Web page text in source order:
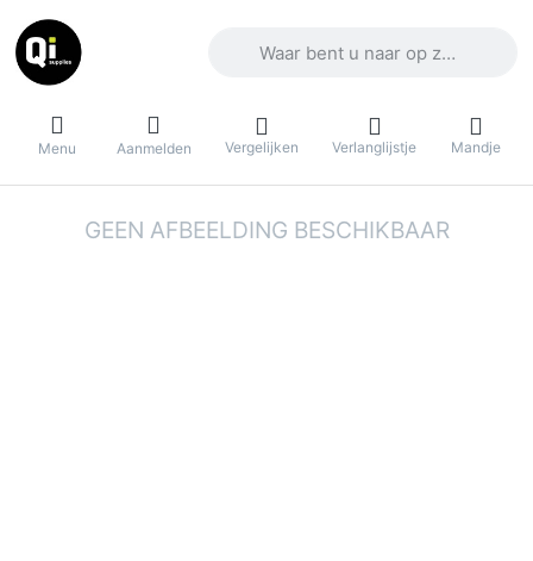
Menu Aanmelden Vergelijken Verlanglijstje Mandje